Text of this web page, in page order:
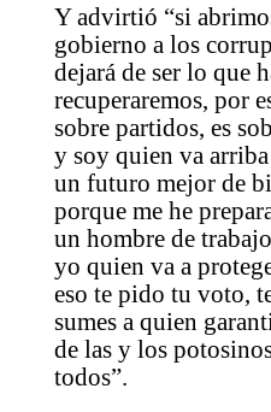
Y advirtió “si
gobierno a los
dejará de ser lo que
recuperaremos, por
sobre partidos, es
y soy quien va
un futuro mejor de
porque me he
un hombre de
yo quien va a
eso te pido tu voto,
sumes a quien
de las y los
todos”.